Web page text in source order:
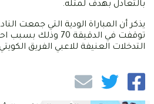
بالتعادل بهدف لمثله.
يذكر أن المباراة الودية التي جمعت
توقفت في الدقيقة 70
التدخلات العنيفة للاعبي الفريق